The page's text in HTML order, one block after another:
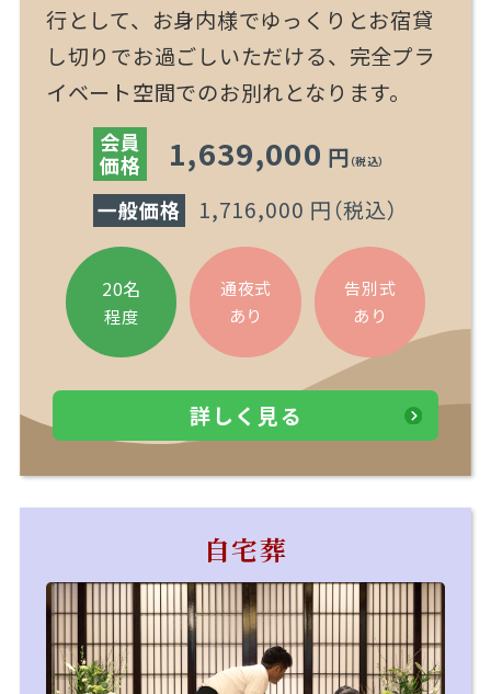
行として、お身内様でゆっくりとお宿貸
し切りでお過ごしいただける、完全プラ
イベート空間でのお別れとなります。
会員
価格
1,639,000 円 （税込）
一般価格 1,716,000 円（税込）
20名
程度
通夜式
あり
告別式
あり
詳しく見る
自宅葬